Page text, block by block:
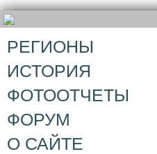
РЕГИОНЫ
ИСТОРИЯ
ФОТООТЧЕТЫ
ФОРУМ
О САЙТЕ